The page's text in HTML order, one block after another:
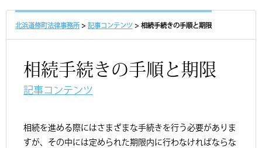
北浜道修町法律事務所> 記事コンテンツ > 相続手続きの手順と期限
相続手続きの手順と期限
記事コンテンツ
相続を進める際にはさまざまな手続きを行う必要がありま
すが、その中には定められた期限内に行わなければならな